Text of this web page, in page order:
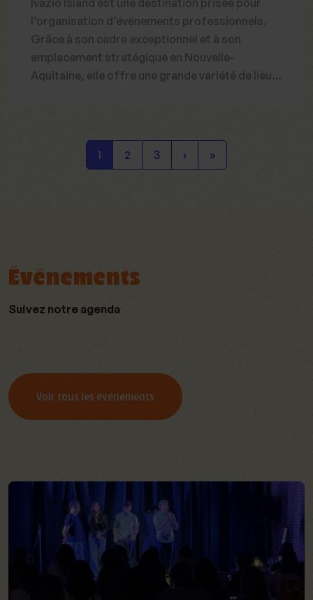
l’organisation d’événements professionnels.
Grâce à son cadre exceptionnel et à son
emplacement stratégique en Nouvelle-
Aquitaine, elle offre une grande variété de lieux
séminaire à Bordeaux offrant une expérience
unique. Avec une grande capacité d'accueil, des
1 2 3 › »
Événements
Suivez notre agenda
Voir tous les événements